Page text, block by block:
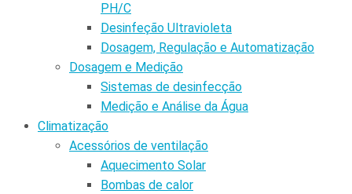
PH/C
Desinfeção Ultravioleta
Dosagem, Regulação e Automatização
Dosagem e Medição
Sistemas de desinfecção
Medição e Análise da Água
Climatização
Acessórios de ventilação
Aquecimento Solar
Bombas de calor